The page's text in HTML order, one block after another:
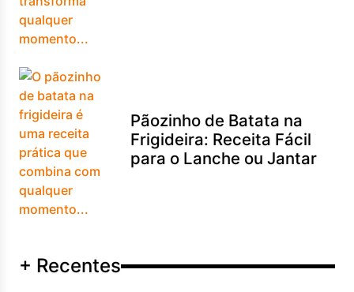
Pãozinho de Batata na
Frigideira: Receita Fácil
para o Lanche ou Jantar
+ Recentes